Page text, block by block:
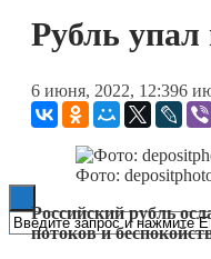
Технологии
ESG
Рубль упал
6 июня, 2022, 12:396
Фото:
Российский рубль
потоков и